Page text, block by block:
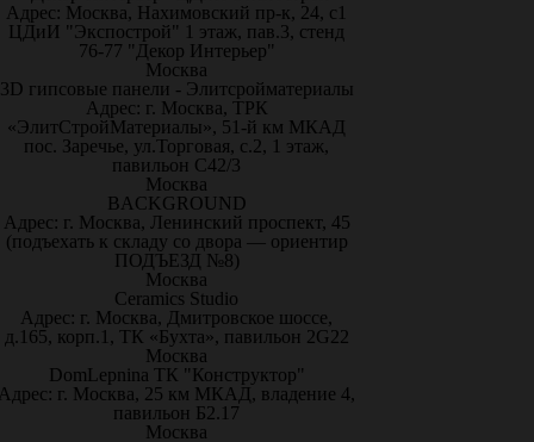
Адрес: Москва, Нахимовский пр-к, 24, с1
ЦДиИ "Экспострой" 1 этаж, пав.3, стенд
76-77 "Декор Интерьер"
Москва
3D гипсовые панели - Элитсройматериалы
Адрес: г. Москва, ТРК
«ЭлитСтройМатериалы», 51-й км МКАД
пос. Заречье, ул.Торговая, с.2, 1 этаж,
павильон С42/3
Москва
BACKGROUND
Адрес: г. Москва, Ленинский проспект, 45
(подъехать к складу со двора — ориентир
ПОДЪЕЗД №8)
Москва
Ceramics Studio
Адрес: г. Москва, Дмитровское шоссе,
д.165, корп.1, ТК «Бухта», павильон 2G22
Москва
DomLepnina ТК "Конструктор"
г. Москва, 25 км МКАД, владение 4,
павильон Б2.17
Москва